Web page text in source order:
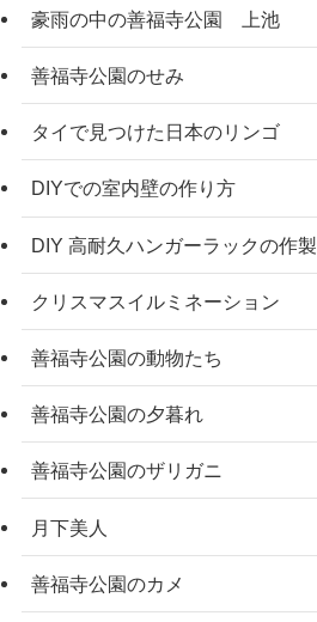
豪雨の中の善福寺公園 上池
善福寺公園のせみ
タイで見つけた日本のリンゴ
DIYでの室内壁の作り方
DIY 高耐久ハンガーラックの作製
クリスマスイルミネーション
善福寺公園の動物たち
善福寺公園の夕暮れ
善福寺公園のザリガニ
月下美人
善福寺公園のカメ